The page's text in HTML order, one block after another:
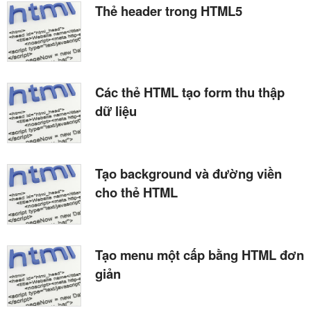
Thẻ header trong HTML5
Các thẻ HTML tạo form thu thập
dữ liệu
Tạo background và đường viền
cho thẻ HTML
Tạo menu một cấp bằng HTML đơn
giản